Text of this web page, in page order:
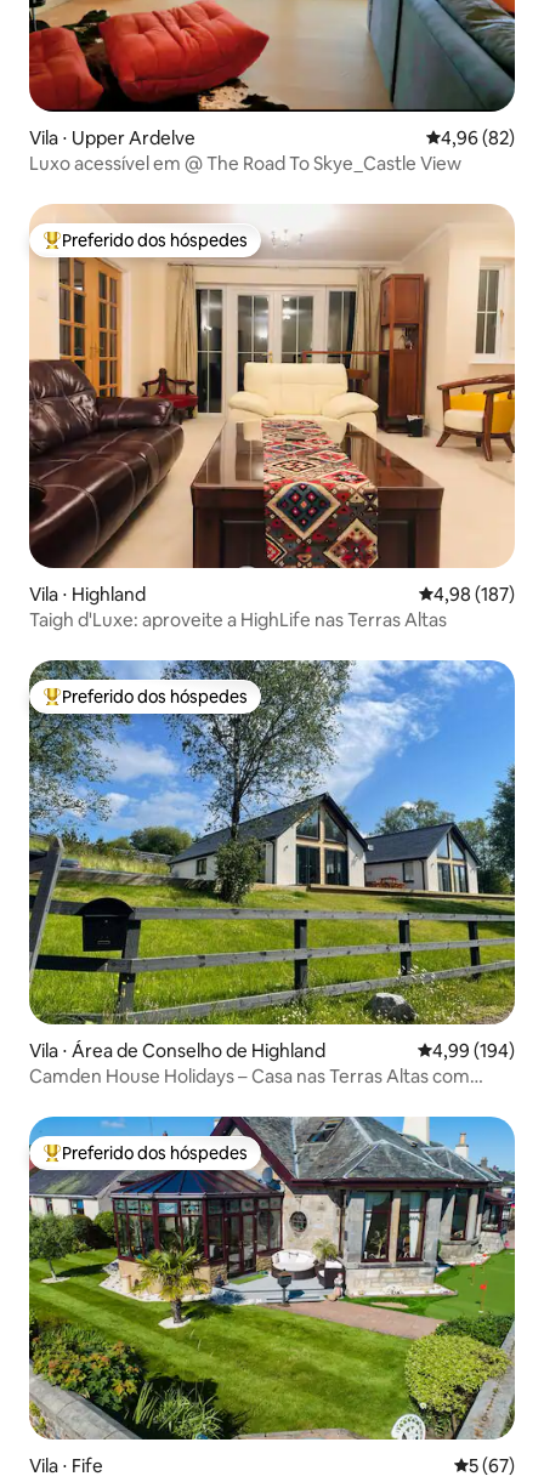
Vila ⋅ Upper Ardelve 4,96 de uma
4,96 (82)
Luxo acessível em @ The Road To Skye_Castle View
Entre os melhores preferidos dos hóspedes
Preferido dos hóspedes
Vila ⋅ Highland 4,98 de uma
4,98 (187)
Taigh d'Luxe: aproveite a HighLife nas Terras Altas
Entre os melhores preferidos dos hóspedes
Preferido dos hóspedes
Vila ⋅ Área de Conselho de Highland 4,99 de uma
4,99 (194)
Camden House Holidays – Casa nas Terras Altas com
Entre os melhores preferidos dos hóspedes
Preferido dos hóspedes
Vila ⋅ Fife 5 de uma
5 (67)